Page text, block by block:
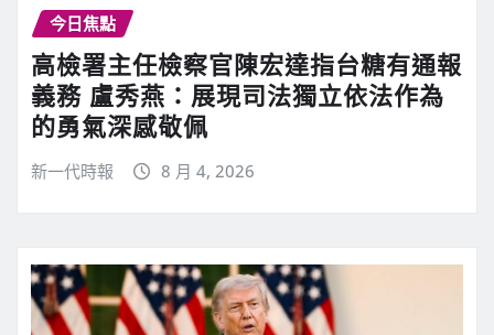
今日焦點
高檢署主任檢察官陳宏達指台糖有通報
義務 盧秀燕：展現司法獨立依法作為
的勇氣深感敬佩
新一代時報 8 月 4, 2026